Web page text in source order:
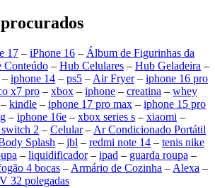
17 – iPhone 16 – Álbum de Figurinhas da
Conteúdo – Hub Celulares – Hub Geladeira –
– iphone 14 – ps5 – Air Fryer– iphone 16 pro
x7 pro – xbox – iphone – creatina – whey
– kindle – iphone 17 pro max – iphone 15 pro
– iphone 16e – xbox series s – xiaomi –
2 – Celular– Ar Condicionado Portátil
Splash – jbl – redmi note 14 – tenis nike
– liquidificador– ipad – guarda roupa –
4 bocas – Armário de Cozinha – Alexa –
32 polegadas